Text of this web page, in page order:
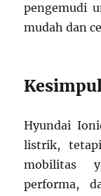
pengemudi
mudah dan
Hyundai
listrik,
mobilitas
performa,